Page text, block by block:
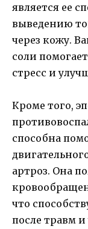
является ее
выведению
через кожу.
соли
стресс и
Кроме того,
способна
артроз. Она
что
после травм